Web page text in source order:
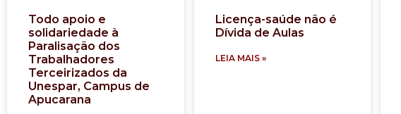
Todo apoio e
solidariedade à
Paralisação dos
Trabalhadores
Terceirizados da
Unespar, Campus de
Apucarana
Licença-saúde não é
Dívida de Aulas
LEIA MAIS »